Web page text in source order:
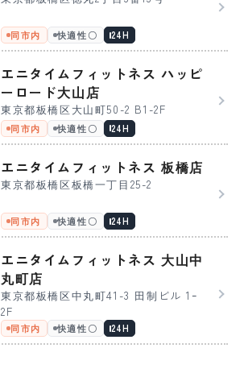
同市内 快適性〇 24H
エニタイムフィットネス ハッピ
ーロード大山店
東京都板橋区大山町50-2 B1-2F
同市内 快適性〇 24H
エニタイムフィットネス 板橋店
東京都板橋区板橋一丁目25-2
同市内 快適性〇 24H
エニタイムフィットネス 大山中
丸町店
東京都板橋区中丸町41-3 田制ビル 1ｰ
2F
同市内 快適性〇 24H